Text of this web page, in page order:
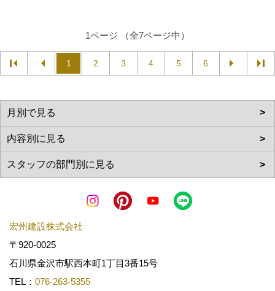
1ページ （全7ページ中）
1 2 3 4 5 6
宏州建設株式会社
〒920-0025
石川県金沢市駅西本町1丁目3番15号
TEL： 076-263-5355